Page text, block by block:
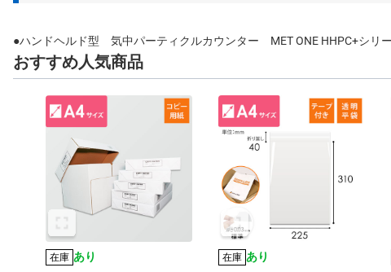
●ハンドヘルド型 気中パーティクルカウンター MET ONE HHPC+シリ
おすすめ人気商品
在庫 あり
在庫 あり